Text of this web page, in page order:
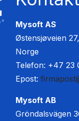
Mysoft AS
Østensjøveien
Norge
Telefon: +47 23
Epost:
Mysoft AB
Gröndalsvägen